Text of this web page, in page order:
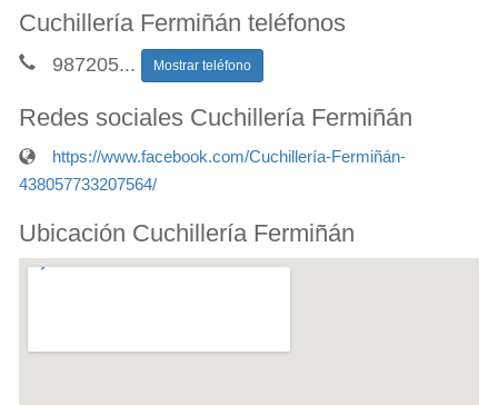
Cuchillería Fermiñán teléfonos
987205... Mostrar teléfono
Redes sociales Cuchillería Fermiñán
https://www.facebook.com/Cuchillería-Fermiñán-
438057733207564/
Ubicación Cuchillería Fermiñán